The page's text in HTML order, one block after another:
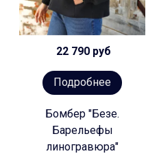
22 790 руб
Подробнее
Бомбер "Безе.
Барельефы
линогравюра"